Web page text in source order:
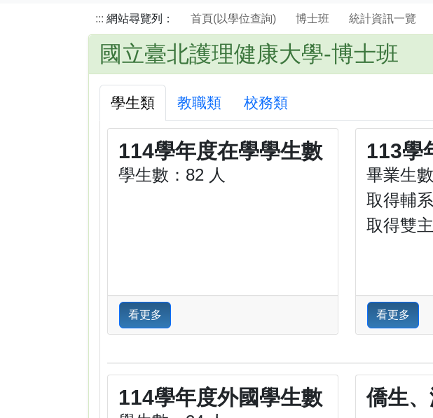
::: 網站尋覽列： 首頁(以學位查詢) 博士班 統計資訊一覽
國立臺北護理健康大學-博士班
學生類 教職類 校務類
114學年度在學學生數
學生數：82 人
看更多
113學
畢業生
取得輔
取得雙
看更多
114學年度外國學生數 僑生